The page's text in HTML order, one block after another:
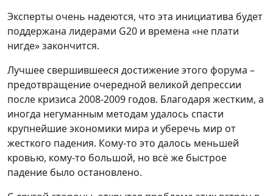
Эксперты очень надеются, что эта инициатива будет
поддержана лидерами G20 и времена «не плати
нигде» закончится.
Лучшее свершившееся достижение этого форума –
предотвращение очередной великой депрессии
после кризиса 2008-2009 годов. Благодаря жестким, а
иногда негуманным методам удалось спасти
крупнейшие экономики мира и уберечь мир от
жесткого падения. Кому-то это далось меньшей
кровью, кому-то большой, но всё же быстрое
падение было остановлено.